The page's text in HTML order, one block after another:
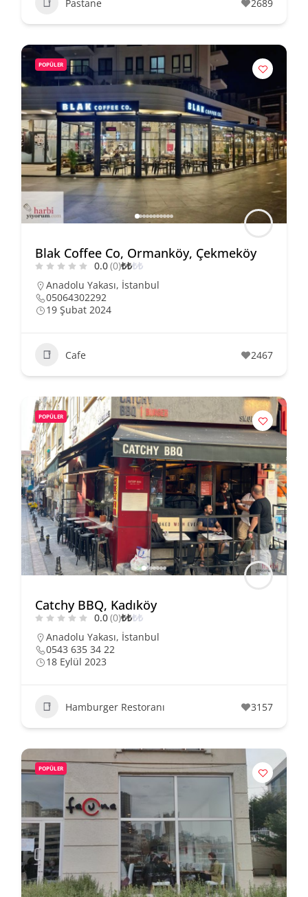
Pastane 2689
POPÜLER
Blak Coffee Co, Ormanköy, Çekmeköy
0.0(0)₺₺₺₺
Anadolu Yakası, İstanbul
05064302292
19 Şubat 2024
Cafe 2467
POPÜLER
Catchy BBQ, Kadıköy
0.0(0)₺₺₺₺
Anadolu Yakası, İstanbul
0543 635 34 22
18 Eylül 2023
Hamburger Restoranı 3157
POPÜLER